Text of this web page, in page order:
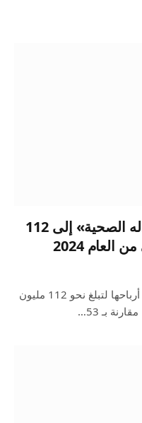
ارتفاع صافي أرباح «شركة دله الصحية» إلى 112
2024
ضاعفت «شركة دله الصحية»، صافي أرباحها لتبلغ نحو 112 مليون